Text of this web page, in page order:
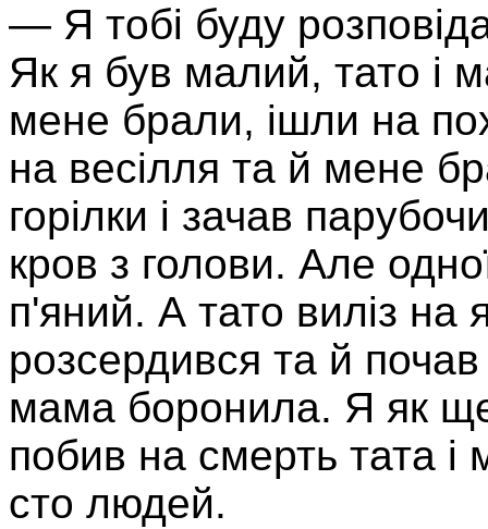
— Я тобі буду
Як я був малий, тато і
мене брали, ішли на
на весілля та й мене
горілки і зачав
кров з голови. Але
п'яний. А тато виліз на
розсердився та й
мама боронила. Я як
побив на смерть тата
сто людей.